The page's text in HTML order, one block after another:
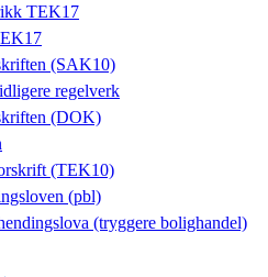
TEK17
(SAK10)
regelverk
(DOK)
(TEK10)
(pbl)
(tryggere bolighandel)